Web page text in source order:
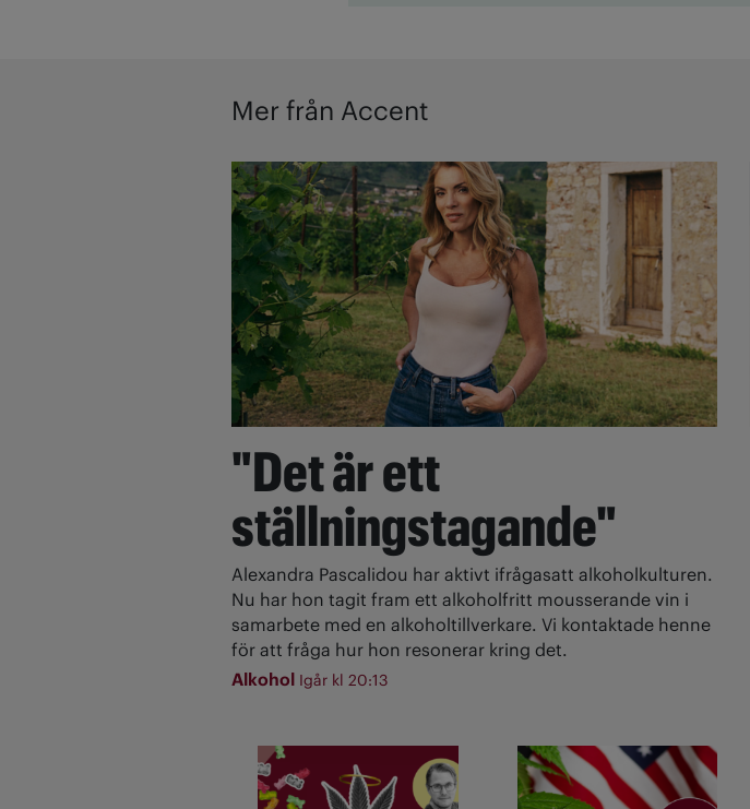
Mer från Accent
"Det är ett
ställningstagande"
Alexandra Pascalidou har aktivt ifrågasatt alkoholkulturen.
Nu har hon tagit fram ett alkoholfritt mousserande vin i
samarbete med en alkoholtillverkare. Vi kontaktade henne
för att fråga hur hon resonerar kring det.
Alkohol Igår kl 20:13